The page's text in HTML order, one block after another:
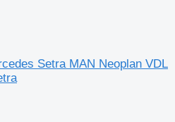
Setra MAN Neoplan VDL